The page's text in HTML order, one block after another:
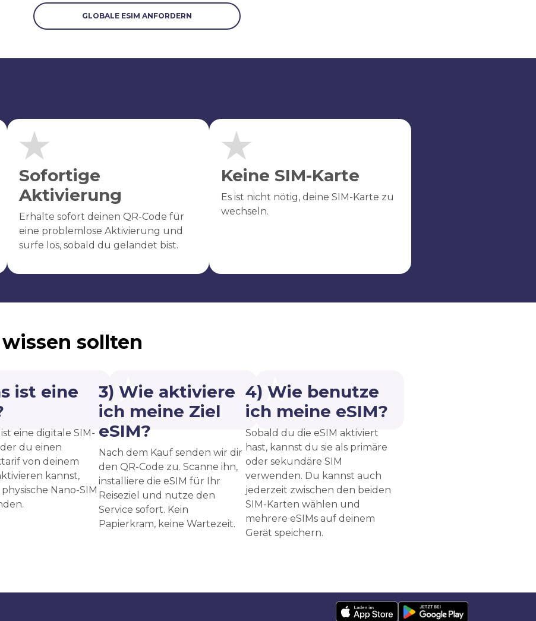
GLOBALE ESIM ANFORDERN
Sofortige
Aktivierung
Erhalte sofort deinen QR-Code für
eine problemlose Aktivierung und
surfe los, sobald du gelandet bist.
Keine SIM-Karte
Es ist nicht nötig, deine SIM-Karte zu
wechseln.
sollten
ist eine
eine digitale SIM-
du einen
von deinem
kannst,
Nano-SIM
3) Wie aktiviere
ich meine Ziel
eSIM?
Nach dem Kauf senden wir dir
den QR-Code zu. Scanne ihn,
installiere die eSIM für Ihr
Reiseziel und nutze den
Service sofort. Kein
Papierkram, keine Wartezeit.
4) Wie benutze
ich meine eSIM?
Sobald du die eSIM aktiviert
hast, kannst du sie als primäre
oder sekundäre SIM
verwenden. Du kannst auch
jederzeit zwischen den beiden
SIM-Karten wählen und
mehrere eSIMs auf deinem
Gerät speichern.